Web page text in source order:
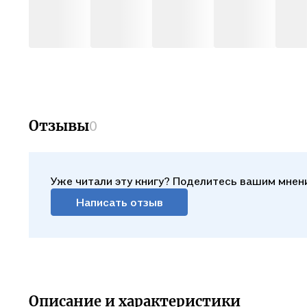
Отзывы0
Уже читали эту книгу? Поделитесь вашим
Написать отзыв
Описание и характеристики